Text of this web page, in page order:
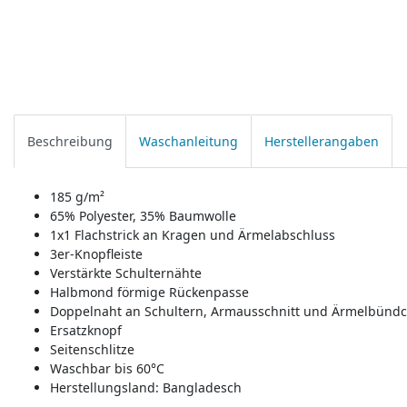
Beschreibung Waschanleitung Herstellerangaben
185 g/m²
65% Polyester, 35% Baumwolle
1x1 Flachstrick an Kragen und Ärmelabschluss
3er-Knopfleiste
Verstärkte Schulternähte
Halbmond förmige Rückenpasse
Doppelnaht an Schultern, Armausschnitt und
Ersatzknopf
Seitenschlitze
Waschbar bis 60°C
Herstellungsland: Bangladesch